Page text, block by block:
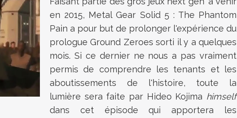
en 2015, Metal Gear Solid 5 : The Phantom
Pain a pour but de prolonger l'expérience du
prologue Ground Zeroes sorti il y a quelques
mois. Si ce dernier ne nous a pas vraiment
permis de comprendre les tenants et les
aboutissements de l'histoire, toute la
lumière sera faite par Hideo Kojima himself
dans cet épisode qui apportera les